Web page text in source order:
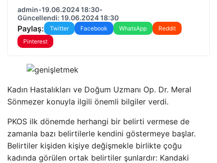
admin•19.06.2024 18:30•
Güncellendi: 19.06.2024 18:30
Paylaş: Twitter Facebook WhatsApp
Reddit
Pinterest
Kadın Hastalıkları ve Doğum Uzmanı Op. Dr. Meral
Sönmezer konuyla ilgili önemli bilgiler verdi.
PKOS ilk dönemde herhangi bir belirti vermese de
zamanla bazı belirtilerle kendini göstermeye başlar.
Belirtiler kişiden kişiye değişmekle birlikte çoğu
kadında görülen ortak belirtiler şunlardır: Kandaki